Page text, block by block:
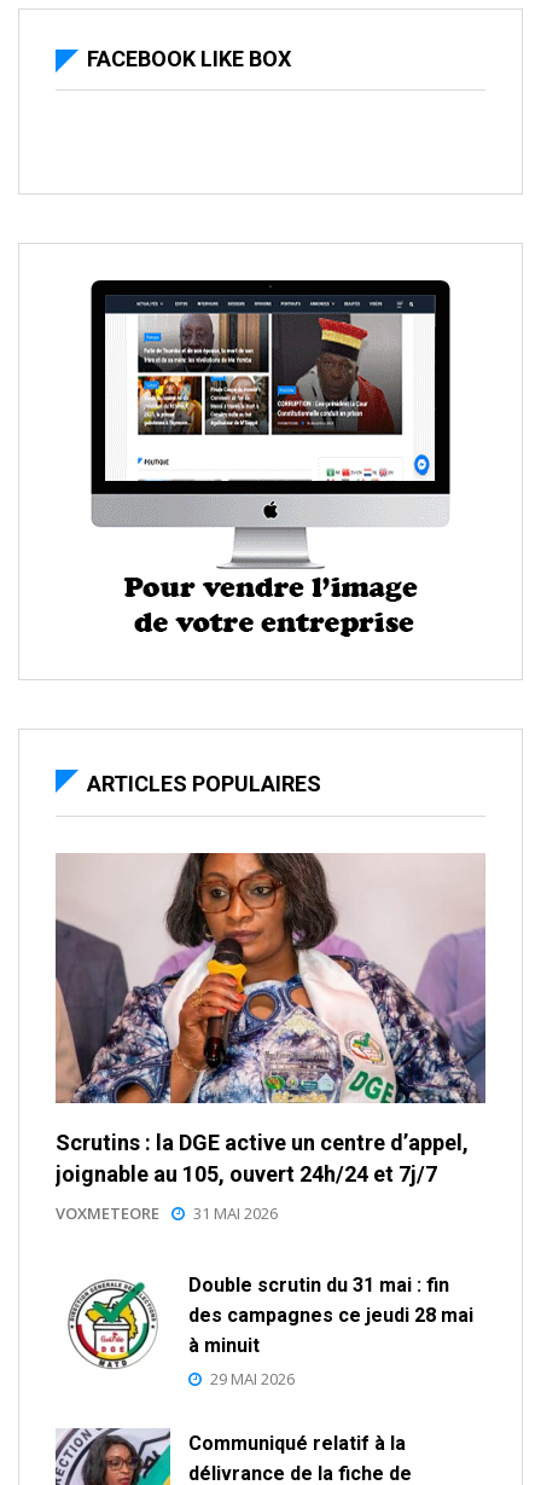
FACEBOOK LIKE BOX
ARTICLES POPULAIRES
Scrutins : la DGE active un centre d’appel,
joignable au 105, ouvert 24h/24 et 7j/7
VOXMETEORE 31 MAI 2026
Double scrutin du 31 mai : fin
des campagnes ce jeudi 28 mai
à minuit
29 MAI 2026
Communiqué relatif à la
délivrance de la fiche de